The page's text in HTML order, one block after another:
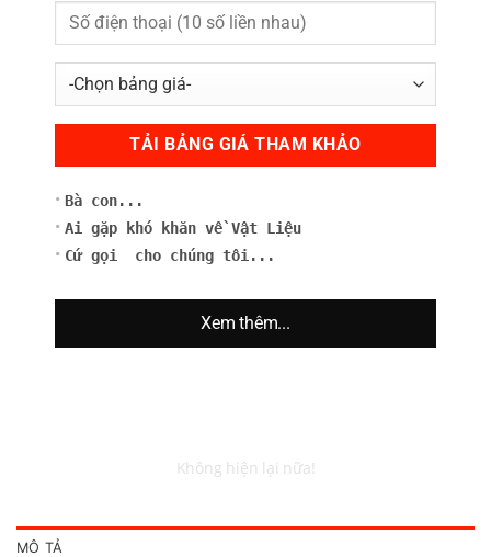
Bảng Giá Láp Inox 316, Bảng Giá Inox
90,000
Bảng Giá Láp Inox 316
Bảng Giá Inox Tấm 316
Bảng Giá Láp Inox 316, Bảng Giá Inox Tấm 316 số lượng
MÔ TẢ
Bà con...
Ai gặp khó khăn về Vật Liệu
Cứ gọi cho chúng tôi...
Xem thêm...
Không hiện lại nữa!